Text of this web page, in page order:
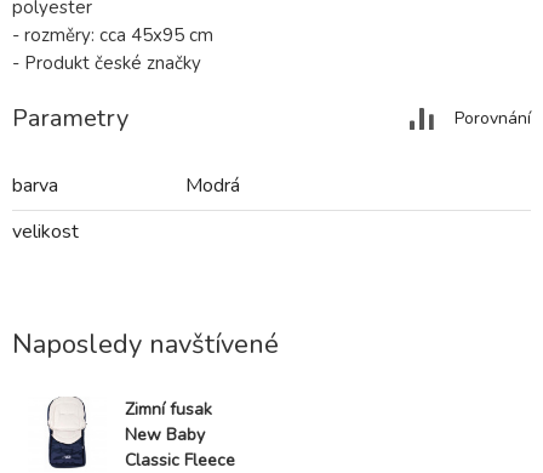
polyester
- rozměry: cca 45x95 cm
- Produkt české značky
Parametry Porovnání
barva
Modrá
velikost
Naposledy navštívené
Zimní fusak
New Baby
Classic Fleece